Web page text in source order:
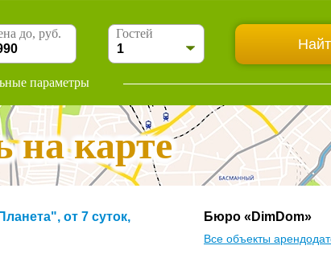
до, руб. Гостей
параметры
на карте
от 7 суток,
Бюро «DimDom»
Все объекты